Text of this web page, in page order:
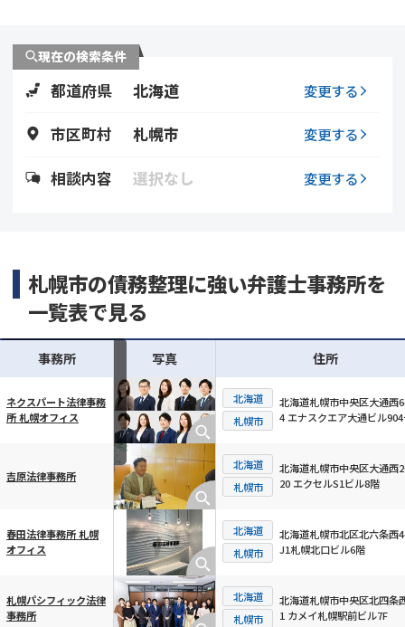
現在の検索条件
都道府県 北海道 変更する
市区町村 札幌市 変更する
相談内容 選択なし 変更する
札幌市の債務整理に強い弁護士事務所を
一覧表で見る
横スクロール可能
事務所 写真 住所
ネクスパート法律事務
所 札幌オフィス
北海道
札幌市
北海道札幌市中央区大通西
4 エナスクエア大通ビル
吉原法律事務所
北海道
札幌市
北海道札幌市中央区大通西
20 エクセルS1ビル8階
春田法律事務所 札幌
オフィス
北海道
札幌市
北海道札幌市北区北六条西
J1札幌北口ビル6階
札幌パシフィック法律
事務所
北海道
札幌市
北海道札幌市中央区北四条
1 カメイ札幌駅前ビル7F